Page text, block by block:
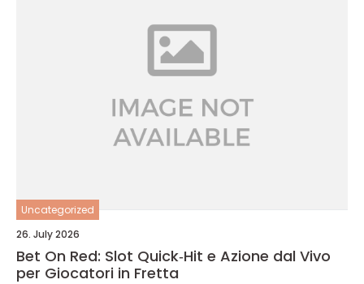
Uncategorized
26. July 2026
Bet On Red: Slot Quick‑Hit e Azione dal Vivo
per Giocatori in Fretta